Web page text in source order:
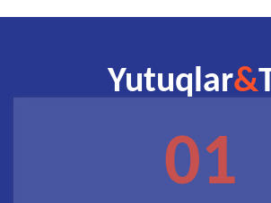
Oʻquvchilar bilan ishlash
oʻquvchilarda qoʻllash
Yutuqlar&
01